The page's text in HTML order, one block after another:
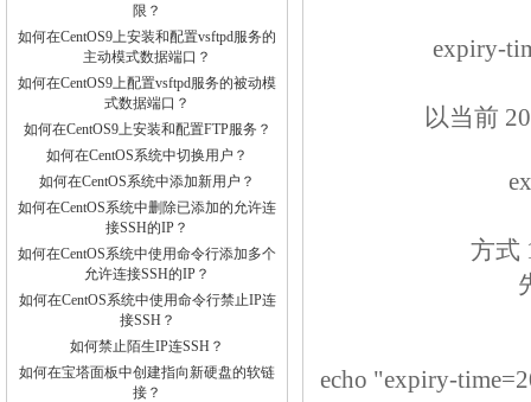
限？
如何在CentOS9上安装和配置vsftpd服务的
主动模式数据端口？
如何在CentOS9上配置vsftpd服务的被动模
式数据端口？
如何在CentOS9上安装和配置FTP服务？
如何在CentOS系统中切换用户？
如何在CentOS系统中添加新用户？
如何在CentOS系统中删除已添加的允许连
接SSH的IP？
如何在CentOS系统中使用命令行添加多个
允许连接SSH的IP？
如何在CentOS系统中使用命令行禁止IP连
接SSH？
如何禁止陌生IP连SSH？
如何在宝塔面板中创建指向新硬盘的软链
接？
expiry-
以当前
方式
echo "expiry-